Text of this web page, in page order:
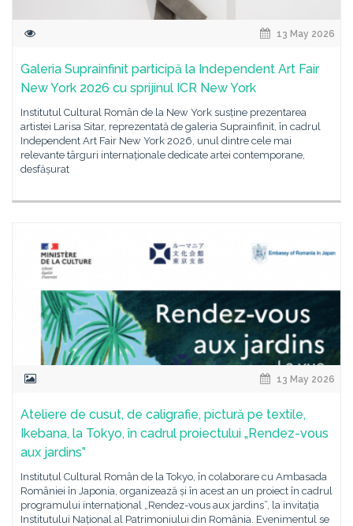
13 May 2026
Galeria Suprainfinit participă la Independent Art Fair
New York 2026 cu sprijinul ICR New York
Institutul Cultural Român de la New York susține prezentarea
artistei Larisa Sitar, reprezentată de galeria Suprainfinit, în cadrul
Independent Art Fair New York 2026, unul dintre cele mai
relevante târguri internaționale dedicate artei contemporane,
desfășurat
13 May 2026
Ateliere de cusut, de caligrafie, pictură pe textile,
Ikebana, la Tokyo, în cadrul proiectului „Rendez-vous
aux jardins”
Institutul Cultural Român de la Tokyo, în colaborare cu Ambasada
României în Japonia, organizează și în acest an un proiect în cadrul
programului internațional „Rendez-vous aux jardins”, la invitația
Institutului Național al Patrimoniului din România. Evenimentul se